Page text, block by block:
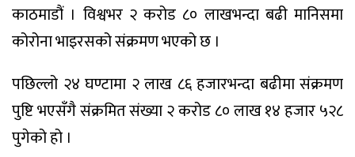
काठमाडौं । विश्वभर २ करोड ८० लाखभन्दा बढी मानिसमा
कोरोना भाइरसको संक्रमण भएको छ ।
पछिल्लो २४ घण्टामा २ लाख ८६ हजारभन्दा बढीमा संक्रमण
पुष्टि भएसँगै संक्रमित संख्या २ करोड ८० लाख १४ हजार ५२८
पुगेको हो ।